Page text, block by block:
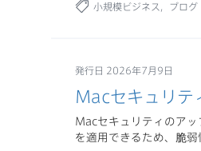
小規模ビジネス ブログ
発行日 2026年7月9日
Macセキュリテ
Macセキュリティのア
を適用できるため、脆